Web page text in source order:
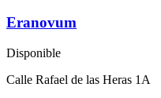
Eranovum
Disponible
Calle Rafael de las Heras 1A